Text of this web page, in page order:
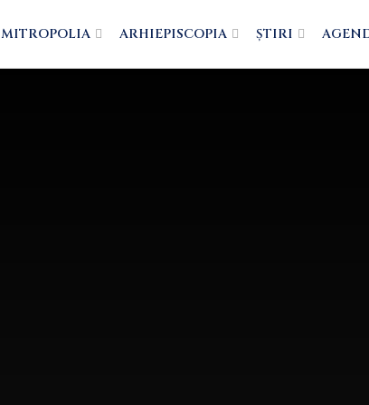
MITROPOLIA ARHIEPISCOPIA ȘTIRI